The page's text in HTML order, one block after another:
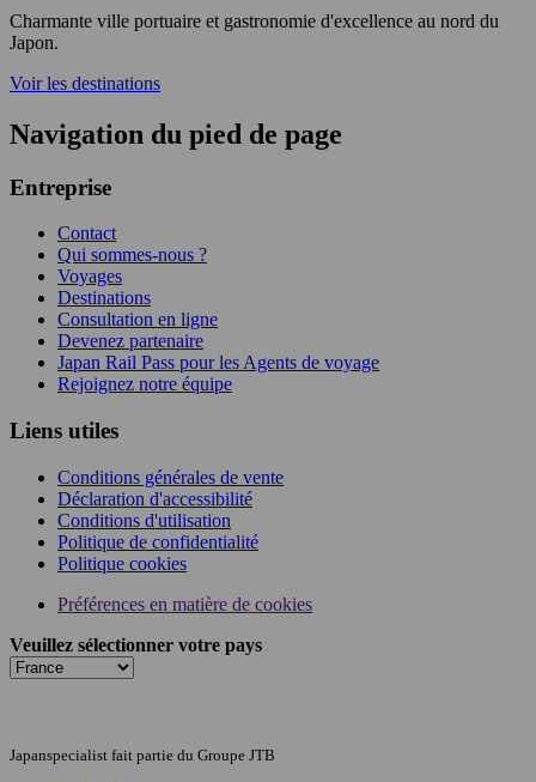
Charmante ville portuaire et gastronomie d'excellence au nord du
Japon.
Voir les destinations
Navigation du pied de page
Entreprise
Contact
Qui sommes-nous ?
Voyages
Destinations
Consultation en ligne
Devenez partenaire
Japan Rail Pass pour les Agents de voyage
Rejoignez notre équipe
Liens utiles
Conditions générales de vente
Déclaration d'accessibilité
Conditions d'utilisation
Politique de confidentialité
Politique cookies
Préférences en matière de cookies
Veuillez sélectionner votre pays
Japanspecialist fait partie du Groupe JTB